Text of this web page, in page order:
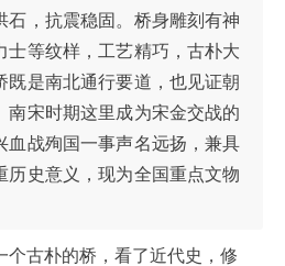
石，抗震稳固。桥身雕刻有神
士等纹样，工艺精巧，古朴大
既是南北通行要道，也见证朝
南宋时期这里成为宋金交战的
血战殉国一事声名远扬，兼具
历史意义，现为全国重点文物
个古朴的桥，看了近代史，修